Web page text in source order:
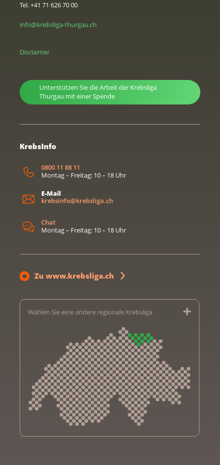
Tel. +41 71 626 70 00
info@krebsliga-thurgau.ch
Disclaimer
Unterstützen Sie die Arbeit der Krebsliga
Thurgau mit einer Spende
KrebsInfo
0800 11 88 11
Montag – Freitag: 10 – 18 Uhr
E-Mail
krebsinfo@krebsliga.ch
Chat
Montag – Freitag: 10 – 18 Uhr
Zu www.krebsliga.ch
Wählen Sie eine andere regionale Krebsliga